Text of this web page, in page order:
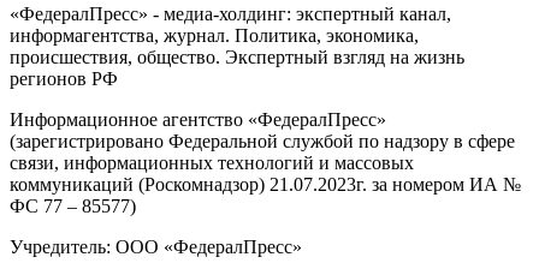
«ФедералПресс» - медиа-холдинг: экспертный канал,
информагентства, журнал. Политика, экономика,
происшествия, общество. Экспертный взгляд на жизнь
регионов РФ
Информационное агентство «ФедералПресс»
(зарегистрировано Федеральной службой по надзору в сфере
связи, информационных технологий и массовых
коммуникаций (Роскомнадзор) 21.07.2023г. за номером ИА №
ФС 77 – 85577)
Учредитель: ООО «ФедералПресс»